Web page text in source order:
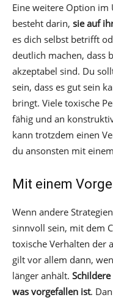
Eine weitere Option im
besteht darin, sie auf
es dich selbst betrifft
deutlich machen, dass
akzeptabel sind. Du
sein, dass es gut sein
bringt. Viele toxische
fähig und an
kann trotzdem einen
du ansonsten mit
Mit einem
Wenn andere
sinnvoll sein, mit dem
toxische Verhalten der
gilt vor allem dann,
länger anhält.
was vorgefallen ist.